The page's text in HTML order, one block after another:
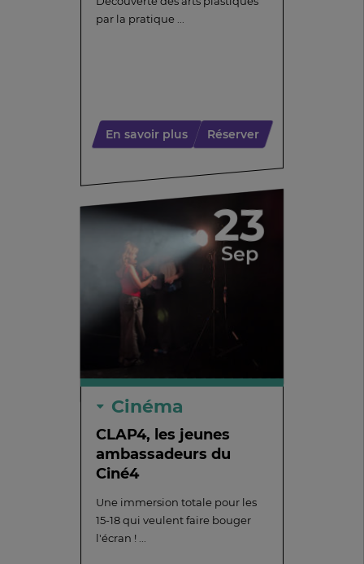
par la pratique ...
En savoir plus Réserver
23
Sep
Cinéma
CLAP4, les jeunes
ambassadeurs du
Ciné4
Une immersion totale pour les
15-18 qui veulent faire bouger
l'écran ! ...